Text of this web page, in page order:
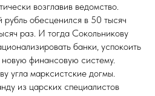
возглавив ведомство.
рубль обесценился в 50 тысяч
раз. И тогда Сокольникову
банки, успокоить
финансовую систему.
угла марксистские догмы.
из царских специалистов